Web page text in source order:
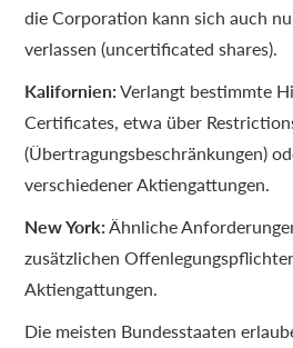
die Corporation kann sich auch
verlassen (uncertificated shares).
Kalifornien:Verlangt bestimmte
Certificates, etwa über
(Übertragungsbeschränkungen)
verschiedener Aktiengattungen.
New York:Ähnliche
zusätzlichen
Aktiengattungen.
Die meisten Bundesstaaten